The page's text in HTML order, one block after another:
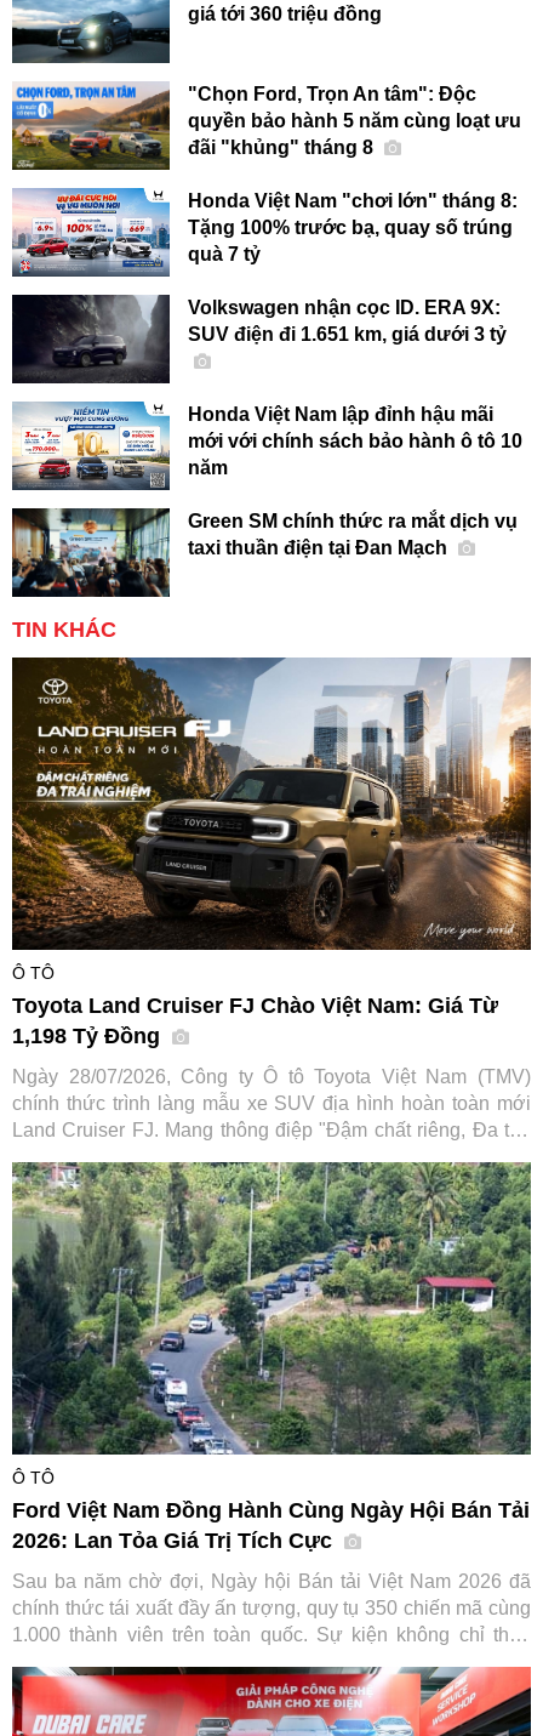
giá tới 360 triệu đồng
"Chọn Ford, Trọn An tâm": Độc
quyền bảo hành 5 năm cùng loạt ưu
đãi "khủng" tháng 8
Honda Việt Nam "chơi lớn" tháng 8:
Tặng 100% trước bạ, quay số trúng
quà 7 tỷ
Volkswagen nhận cọc ID. ERA 9X:
SUV điện đi 1.651 km, giá dưới 3 tỷ
Honda Việt Nam lập đỉnh hậu mãi
mới với chính sách bảo hành ô tô 10
năm
Green SM chính thức ra mắt dịch vụ
taxi thuần điện tại Đan Mạch
TIN KHÁC
Ô TÔ
Toyota Land Cruiser FJ Chào Việt Nam: Giá Từ
1,198 Tỷ Đồng
Ngày 28/07/2026, Công ty Ô tô Toyota Việt Nam (TMV)
chính thức trình làng mẫu xe SUV địa hình hoàn toàn mới
Land Cruiser FJ. Mang thông điệp "Đậm chất riêng, Đa trải
hàng tiếp cận dòng xe huyền thoại vốn đã có lịch sử hơn 70
năm của hãng xe Nhật Bản.
Ô TÔ
Ford Việt Nam Đồng Hành Cùng Ngày Hội Bán Tải
2026: Lan Tỏa Giá Trị Tích Cực
Sau ba năm chờ đợi, Ngày hội Bán tải Việt Nam 2026 đã
chính thức tái xuất đầy ấn tượng, quy tụ 350 chiến mã cùng
1.000 thành viên trên toàn quốc. Sự kiện không chỉ thỏa
Việt Nam trong hành trình gắn kết và lan tỏa giá trị tích cực
cho cộng đồng.